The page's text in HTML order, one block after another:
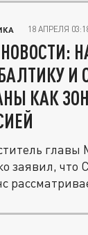
18 АПРЕЛЯ
И
КАК
заявил, что